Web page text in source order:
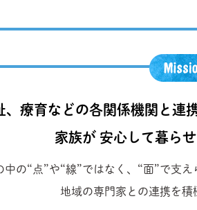
、療育などの各関係機関と連
家族が 安心して暮ら
の“点”や“線”ではなく、“面”で支
地域の専門家との連携を積